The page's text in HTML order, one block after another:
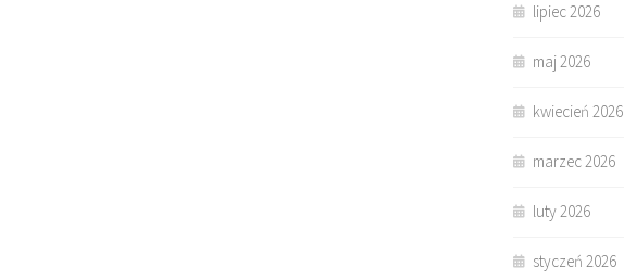
lipiec 2026
maj 2026
kwiecień 2026
marzec 2026
luty 2026
styczeń 2026